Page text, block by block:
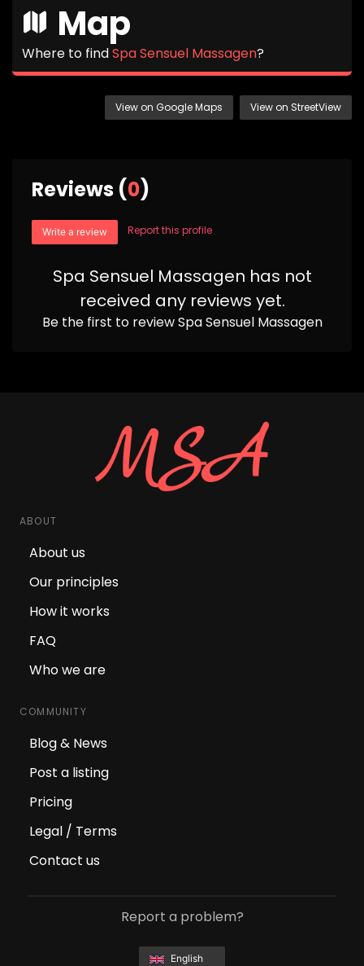
Map
Where to findSpa Sensuel Massagen?
View on Google Maps View on StreetView
Reviews (0)
Write a review Report this profile
Spa Sensuel Massagen has not
received any reviews yet.
Be the first to reviewSpa Sensuel Massagen
ABOUT
About us
Our principles
How it works
FAQ
Who we are
COMMUNITY
Blog & News
Post a listing
Pricing
Legal / Terms
Contact us
Report a problem?
English